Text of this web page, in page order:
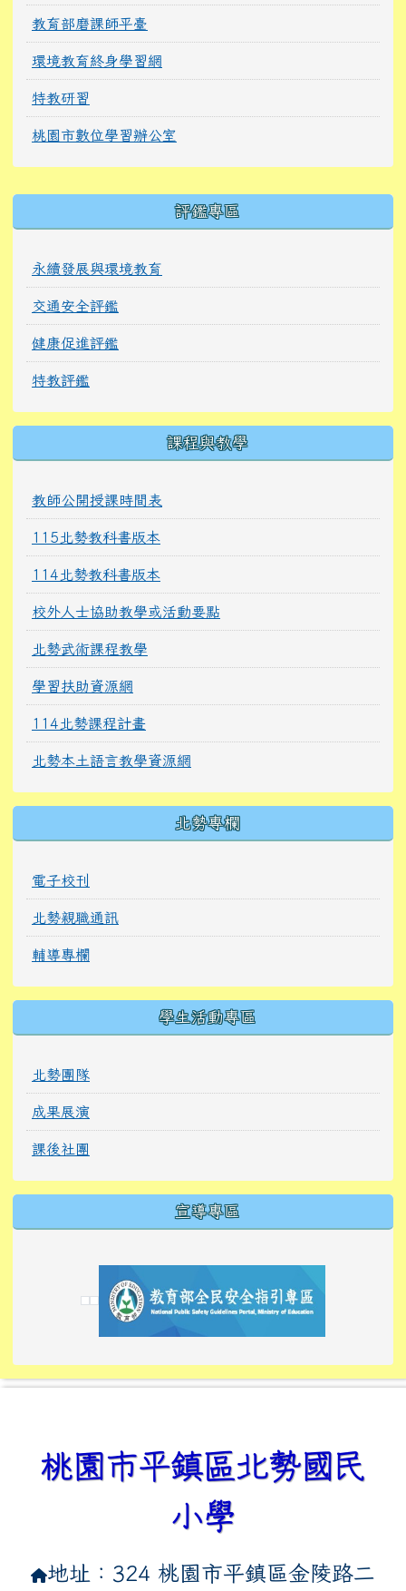
教育部磨課師平臺
環境教育終身學習網
特教研習
桃園市數位學習辦公室
評鑑專區
永續發展與環境教育
交通安全評鑑
健康促進評鑑
特教評鑑
課程與教學
教師公開授課時間表
115北勢教科書版本
114北勢教科書版本
校外人士協助教學或活動要點
北勢武術課程教學
學習扶助資源網
114北勢課程計畫
北勢本土語言教學資源網
北勢專欄
電子校刊
北勢親職通訊
輔導專欄
學生活動專區
北勢團隊
成果展演
課後社團
宣導專區
link to https://
link to https://10000.gov.tw/
link to https://
link to https://10000.gov.tw/
link to https://
link to https://
link to https://i.win.org.tw/
link to https://
link to https://
link to https://
link to https://
桃園市平鎮區北勢國民
小學
地址：324 桃園市平鎮區金陵路二